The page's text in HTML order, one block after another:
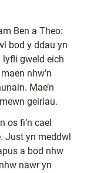
Ben a Theo:
bod y ddau yn
lyfli gweld eich
nhw’n
Mae’n
geiriau.
os fi’n cael
Just yn meddwl
a bod nhw
nawr yn